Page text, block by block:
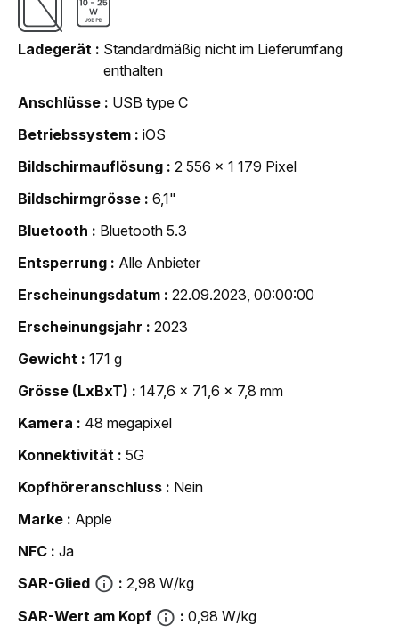
Ladegerät
Standardmäßig nicht im Lieferumfang
enthalten
Anschlüsse
USB type C
Betriebssystem
iOS
Bildschirmauflösung
2 556 x 1 179 Pixel
Bildschirmgrösse
6,1"
Bluetooth
Bluetooth 5.3
Entsperrung
Alle Anbieter
Erscheinungsdatum
22.09.2023, 00:00:00
Erscheinungsjahr
2023
Gewicht
171 g
Grösse (LxBxT)
147,6 x 71,6 x 7,8 mm
Kamera
48 megapixel
Konnektivität
5G
Kopfhöreranschluss
Nein
Marke
Apple
NFC
Ja
SAR-Glied
2,98 W/kg
SAR-Wert am Kopf
0,98 W/kg